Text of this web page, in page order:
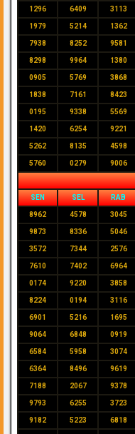
1296 6409 3113
1979 5214 1362
7938 8252 9581
8298 9964 1380
0905 5769 3868
1838 7161 8423
0195 9338 5569
1420 6254 9221
5262 8135 4598
5760 0279 9006
SEN SEL RAB
8962 4578 3045
9873 8336 5046
3572 7344 2576
7610 7402 6964
0174 9220 3858
8224 0194 3116
6901 5216 1695
9064 6848 0919
6584 5958 3074
6364 8496 9619
7188 2067 9378
9793 6255 3723
9182 5223 6818